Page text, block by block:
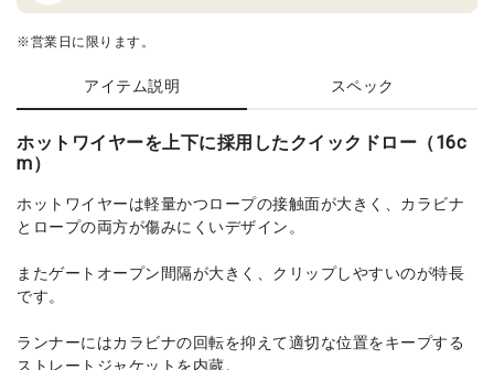
※営業日に限ります。
アイテム説明 スペック
ホットワイヤーを上下に採用したクイックドロー（16c
m）
ホットワイヤーは軽量かつロープの接触面が大きく、カラビナ
とロープの両方が傷みにくいデザイン。
またゲートオープン間隔が大きく、クリップしやすいのが特長
です。
ランナーにはカラビナの回転を抑えて適切な位置をキープする
ストレートジャケットを内蔵。